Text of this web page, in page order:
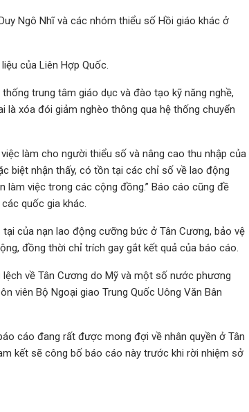
Ngô Nhĩ và các nhóm thiểu số Hồi giáo khác ở
của Liên Hợp Quốc.
trung tâm giáo dục và đào tạo kỹ năng nghề,
xóa đói giảm nghèo thông qua hệ thống chuyển
làm cho người thiểu số và nâng cao thu nhập của
biệt nhận thấy, có tồn tại các chỉ số về lao động
việc trong các cộng đồng.” Báo cáo cũng đề
quốc gia khác.
của nạn lao động cưỡng bức ở Tân Cương, bảo vệ
đồng thời chỉ trích gay gắt kết quả của báo cáo.
về Tân Cương do Mỹ và một số nước phương
viên Bộ Ngoại giao Trung Quốc Uông Văn Bân
cáo đang rất được mong đợi về nhân quyền ở Tân
kết sẽ công bố báo cáo này trước khi rời nhiệm sở